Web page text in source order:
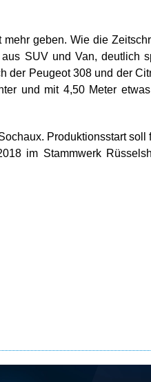
geben. Wie die
SUV und Van, deutlich
der Peugeot 308 und der
und mit 4,50 Meter
Produktionsstart soll
im Stammwerk